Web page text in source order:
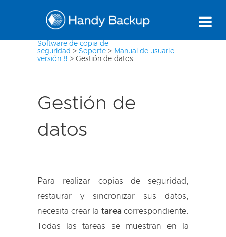
Software de copia de
seguridad > Soporte > Manual de usuario
versión 8 > Gestión de datos
Gestión de
datos
Para realizar copias de seguridad,
restaurar y sincronizar sus datos,
necesita crear la tarea correspondiente.
Todas las tareas se muestran en la